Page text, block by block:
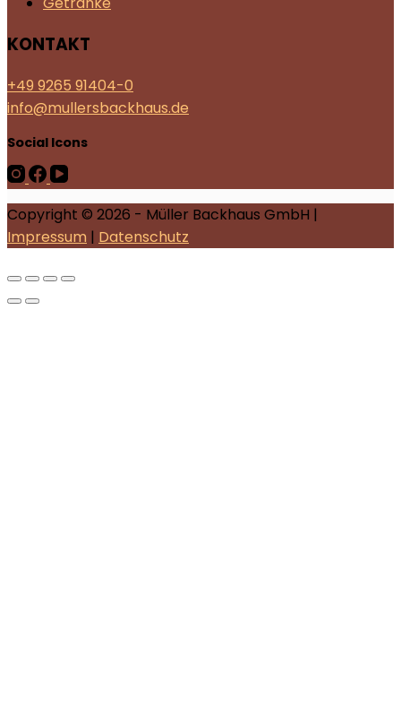
KONTAKT
+49 9265 91404-0
info@mullersbackhaus.de
Social Icons
Copyright © 2026 - Müller Backhaus GmbH |
Impressum | Datenschutz